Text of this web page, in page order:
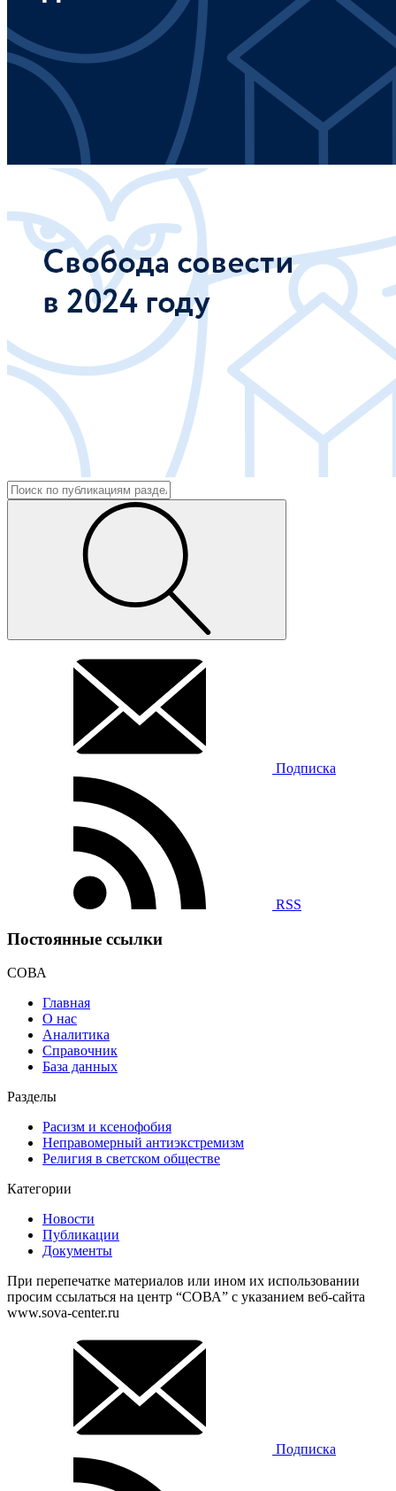
Подписка
RSS
Постоянные ссылки
СОВА
Главная
О нас
Аналитика
Справочник
База данных
Разделы
Расизм и ксенофобия
Неправомерный антиэкстремизм
Религия в светском обществе
Категории
Новости
Публикации
Документы
При перепечатке материалов или ином их использовании
просим ссылаться на центр “СОВА” с указанием веб-сайта
www.sova-center.ru
Подписка